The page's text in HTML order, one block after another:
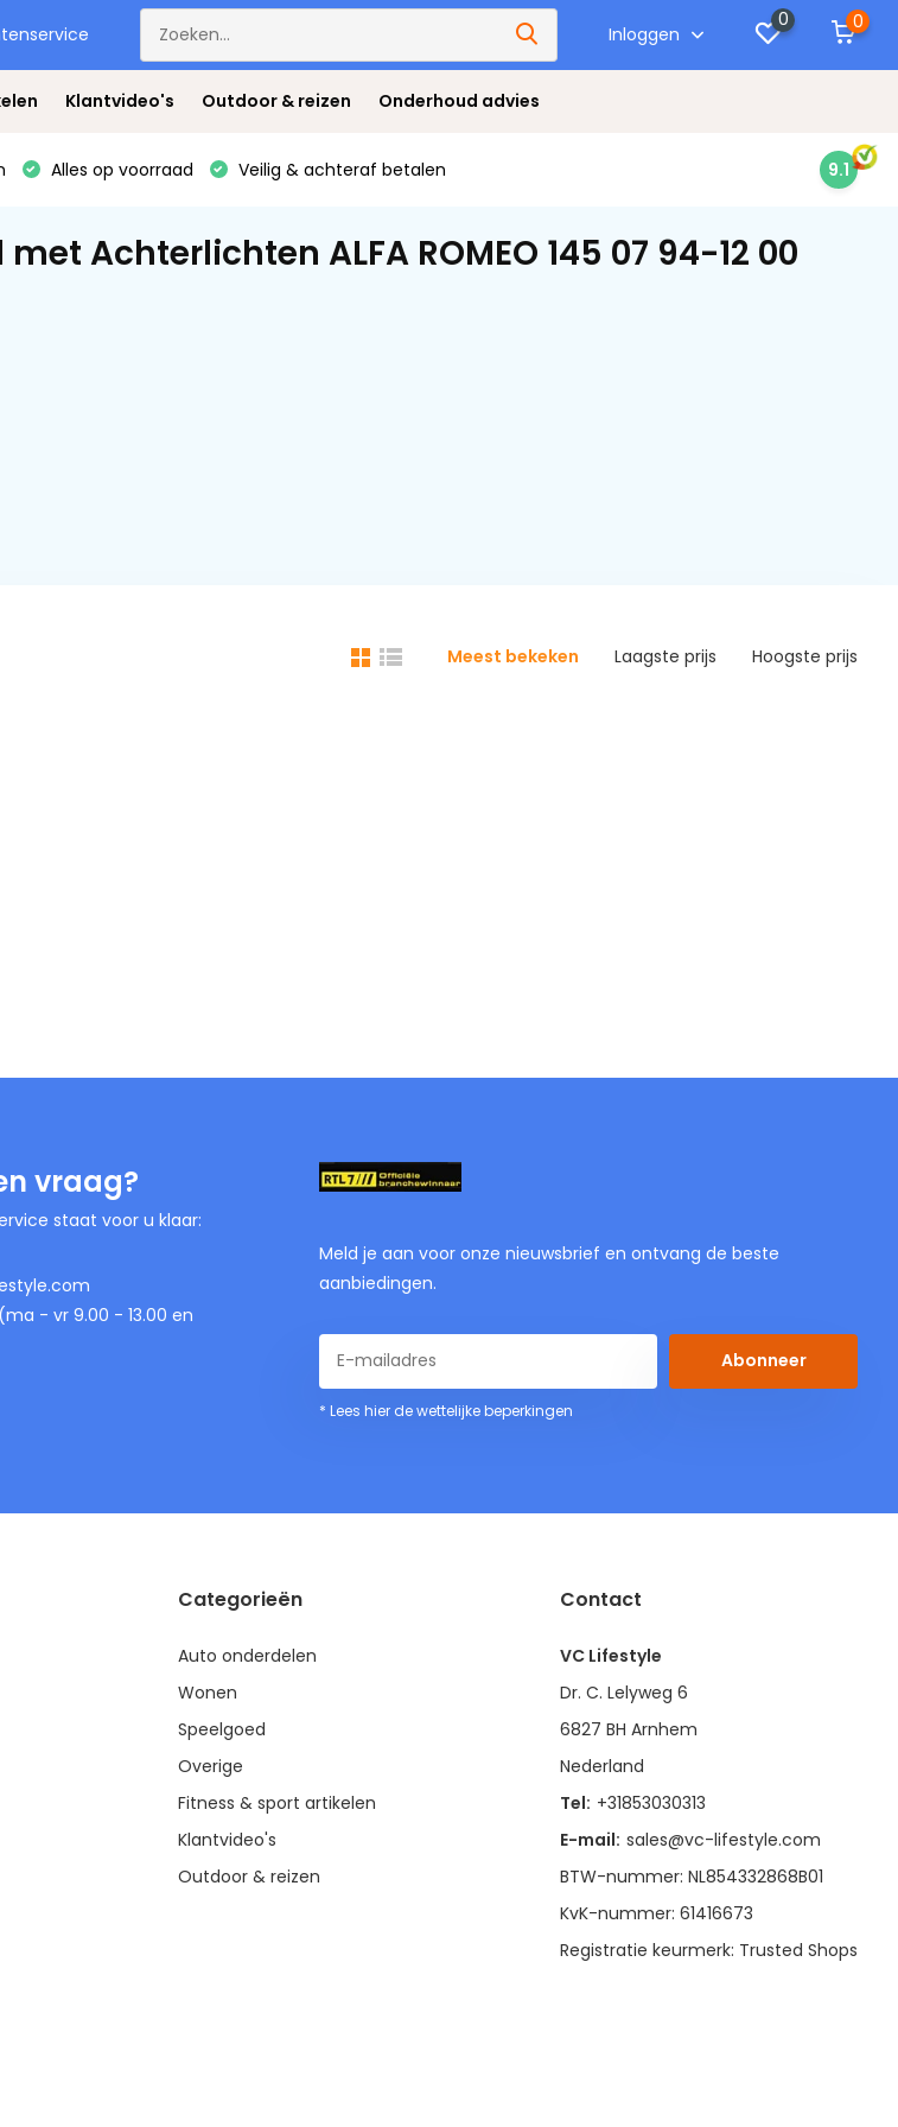
Inloggen
0 0
Klantvideo's Outdoor & reizen Onderhoud advies
Alles op voorraad Veilig & achteraf betalen 9.1
Achterlichten ALFA ROMEO 145 07 94-12 00
Meest bekeken Laagste prijs Hoogste prijs
vraag?
staat voor u klaar:
- vr 9.00 - 13.00 en
Meld je aan voor onze nieuwsbrief en ontvang de beste
aanbiedingen.
Abonneer
* Lees hier de wettelijke beperkingen
Categorieën
Auto onderdelen
Wonen
Speelgoed
Overige
Fitness & sport artikelen
Klantvideo's
Outdoor & reizen
Contact
VC Lifestyle
Dr. C. Lelyweg 6
6827 BH Arnhem
Nederland
Tel: +31853030313
E-mail: sales@vc-lifestyle.com
BTW-nummer: NL854332868B01
KvK-nummer: 61416673
Registratie keurmerk: Trusted Shops